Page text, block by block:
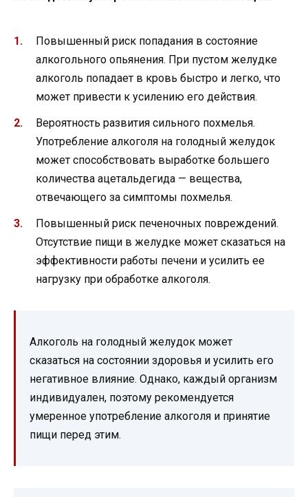
Повышенный риск попадания в состояние
алкогольного опьянения. При пустом желудке
алкоголь попадает в кровь быстро и легко, что
может привести к усилению его действия.
Вероятность развития сильного похмелья.
Употребление алкоголя на голодный желудок
может способствовать выработке большего
количества ацетальдегида — вещества,
отвечающего за симптомы похмелья.
Повышенный риск печеночных повреждений.
Отсутствие пищи в желудке может сказаться на
эффективности работы печени и усилить ее
нагрузку при обработке алкоголя.
Алкоголь на голодный желудок может
сказаться на состоянии здоровья и усилить его
негативное влияние. Однако, каждый организм
индивидуален, поэтому рекомендуется
умеренное употребление алкоголя и принятие
пищи перед этим.